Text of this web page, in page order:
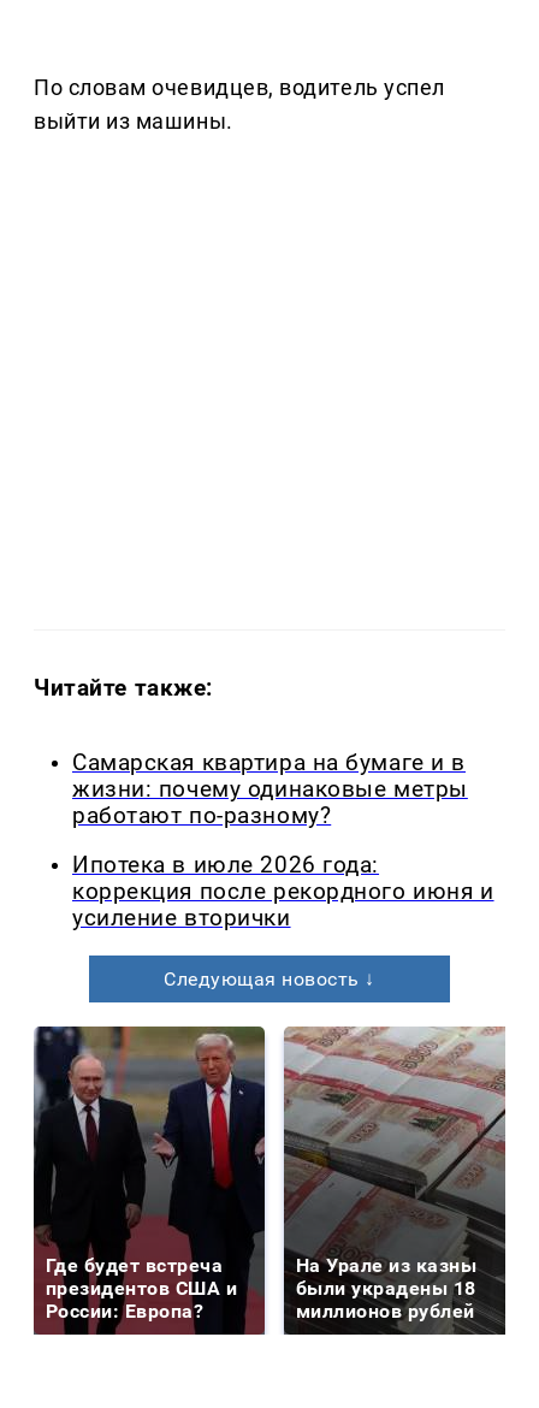
По словам очевидцев, водитель успел
выйти из машины.
Читайте также:
Самарская квартира на бумаге и в
жизни: почему одинаковые метры
работают по-разному?
Ипотека в июле 2026 года:
коррекция после рекордного июня и
усиление вторички
Следующая новость ↓
Где будет встреча
президентов США и
России: Европа?
На Урале из казны
были украдены 18
миллионов рублей